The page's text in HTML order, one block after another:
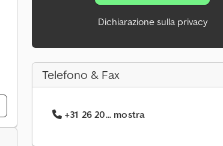
Dichiarazione sulla privacy
Telefono & Fax
+31 26 20... mostra